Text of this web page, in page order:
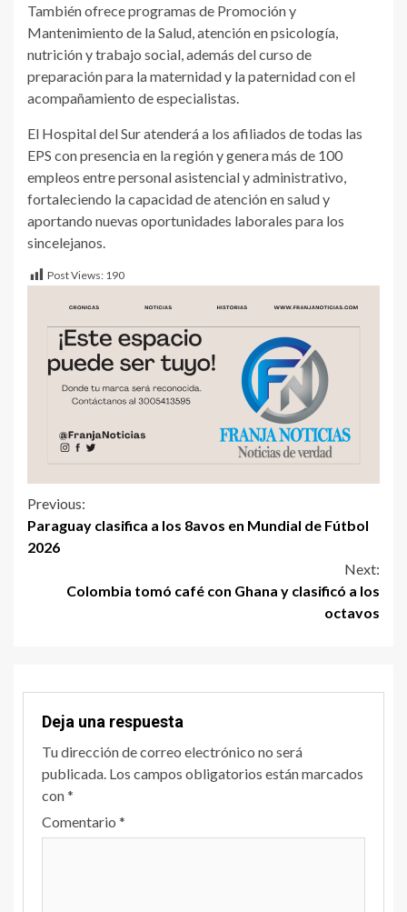
También ofrece programas de Promoción y
Mantenimiento de la Salud, atención en psicología,
nutrición y trabajo social, además del curso de
preparación para la maternidad y la paternidad con el
acompañamiento de especialistas.
El Hospital del Sur atenderá a los afiliados de todas las
EPS con presencia en la región y genera más de 100
empleos entre personal asistencial y administrativo,
fortaleciendo la capacidad de atención en salud y
aportando nuevas oportunidades laborales para los
sincelejanos.
Post Views: 190
Previous:
Paraguay clasifica a los 8avos en Mundial de Fútbol
2026
Next:
Colombia tomó café con Ghana y clasificó a los
octavos
Deja una respuesta
Tu dirección de correo electrónico no será
publicada. Los campos obligatorios están marcados
con*
Comentario *